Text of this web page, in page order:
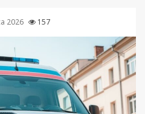
2026 157